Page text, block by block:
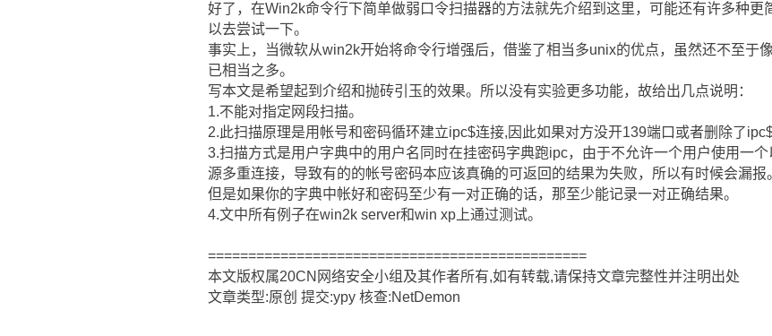
好了，在Win2k命令行下简单做弱口令扫描器的方法就先介绍到这里，可能还有许多种更
以去尝试一下。
事实上，当微软从win2k开始将命令行增强后，借鉴了相当多unix的优点，虽然还不至于
已相当之多。
写本文是希望起到介绍和抛砖引玉的效果。所以没有实验更多功能，故给出几点说明：
1.不能对指定网段扫描。
2.此扫描原理是用帐号和密码循环建立ipc$连接,因此如果对方没开139端口或者删除了
3.扫描方式是用户字典中的用户名同时在挂密码字典跑ipc，由于不允许一个用户使用一
源多重连接，导致有的的帐号密码本应该真确的可返回的结果为失败，所以有时候会漏报
但是如果你的字典中帐好和密码至少有一对正确的话，那至少能记录一对正确结果。
4.文中所有例子在win2k server和win xp上通过测试。
===============================================
本文版权属20CN网络安全小组及其作者所有,如有转载,请保持文章完整性并注明出处
文章类型:原创 提交:ypy 核查:NetDemon